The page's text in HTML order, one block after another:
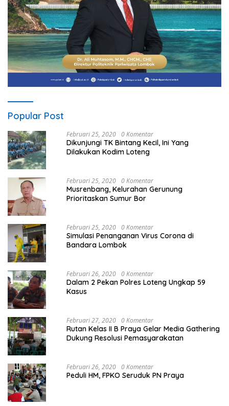
Popular Post
Februari 25, 2020 0 Komentar
Dikunjungi TK Bintang Kecil, Ini Yang
Dilakukan Kodim Loteng
Februari 25, 2020 0 Komentar
Musrenbang, Kelurahan Gerunung
Prioritaskan Sumur Bor
Februari 25, 2020 0 Komentar
Simulasi Penanganan Virus Corona di
Bandara Lombok
Februari 26, 2020 0 Komentar
Dalam 2 Pekan Polres Loteng Ungkap 59
Kasus
Februari 27, 2020 0 Komentar
Rutan Kelas II B Praya Gelar Media Gathering
Dukung Resolusi Pemasyarakatan
Februari 26, 2020 0 Komentar
Peduli HM, FPKO Seruduk PN Praya